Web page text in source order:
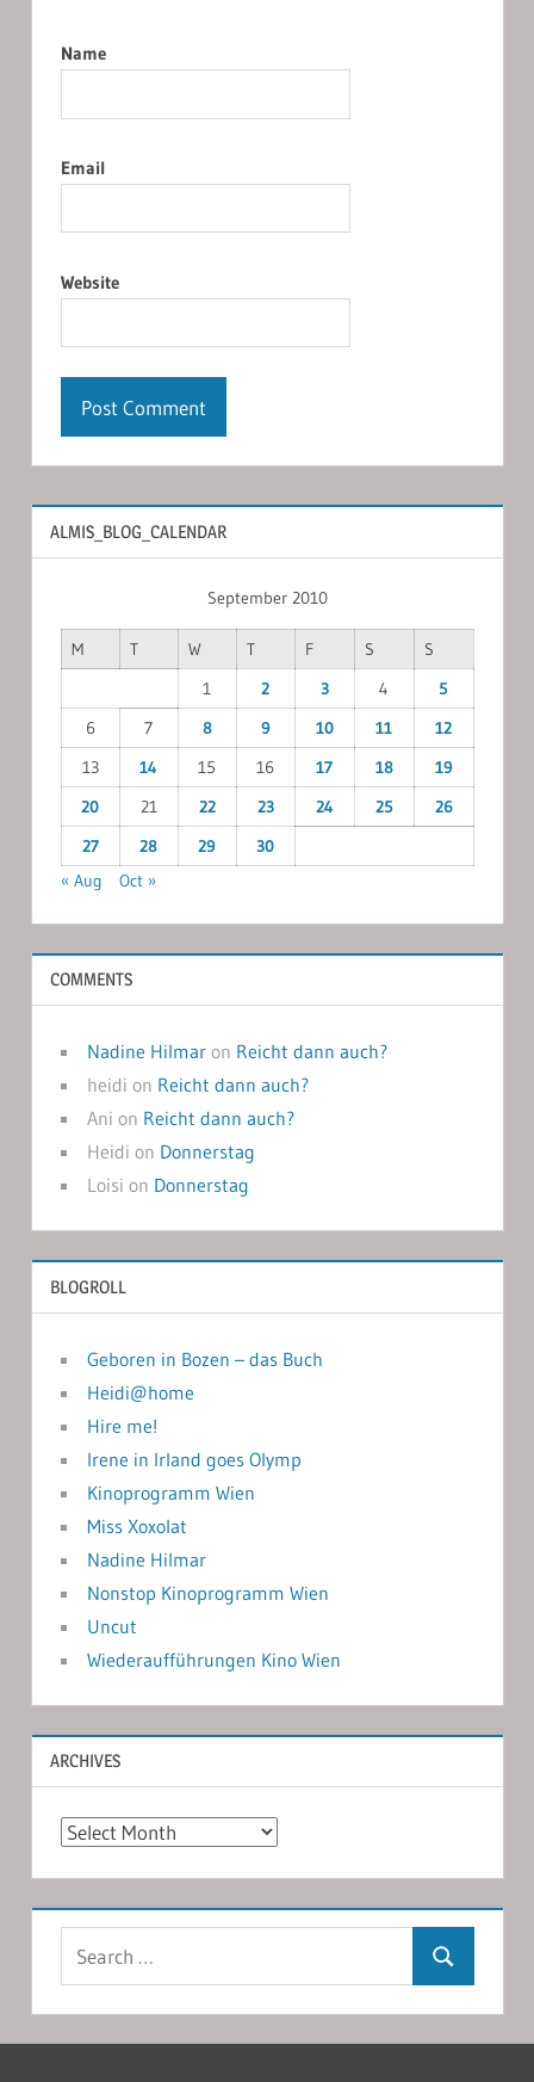
Name
Email
Website
ALMIS_BLOG_CALENDAR
September 2010
M T W T F S
S
1
2 3 4
5
6
7 8 9 10 11
12
13
14 15 16 17 18
19
20
21 22 23 24 25
26
27
28 29
30
« Aug
Oct »
COMMENTS
Nadine Hilmaron Reicht dann auch?
heidi on Reicht dann auch?
Ani on Reicht dann auch?
Heidi on Donnerstag
Loisi on Donnerstag
BLOGROLL
Geboren in Bozen – das Buch
Heidi@home
Hire me!
Irene in Irland goes Olymp
Kinoprogramm Wien
Miss Xoxolat
Nadine Hilmar
Nonstop Kinoprogramm Wien
Uncut
Wiederaufführungen Kino Wien
ARCHIVES
Archives
Search